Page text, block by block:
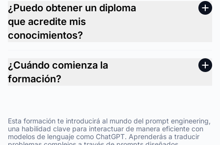
¿Puedo obtener un diploma
que acredite mis
conocimientos?
¿Cuándo comienza la
formación?
Esta formación te introducirá al mundo del prompt engineering,
una habilidad clave para interactuar de manera eficiente con
modelos de lenguaje como ChatGPT. Aprenderás a traducir